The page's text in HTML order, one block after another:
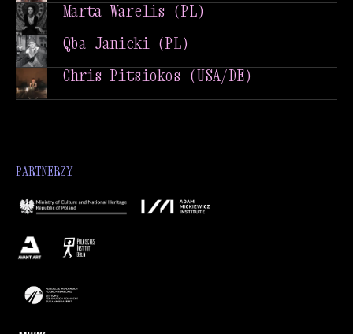
AGF (DE/FIN)
Marta Warelis (PL)
Marta Warelis (PL)
Qba Janicki (PL)
Qba Janicki (PL)
Chris Pitsiokos (USA/DE)
PARTNERZY